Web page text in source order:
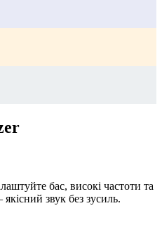
бас, високі частоти та
звук без зусиль.